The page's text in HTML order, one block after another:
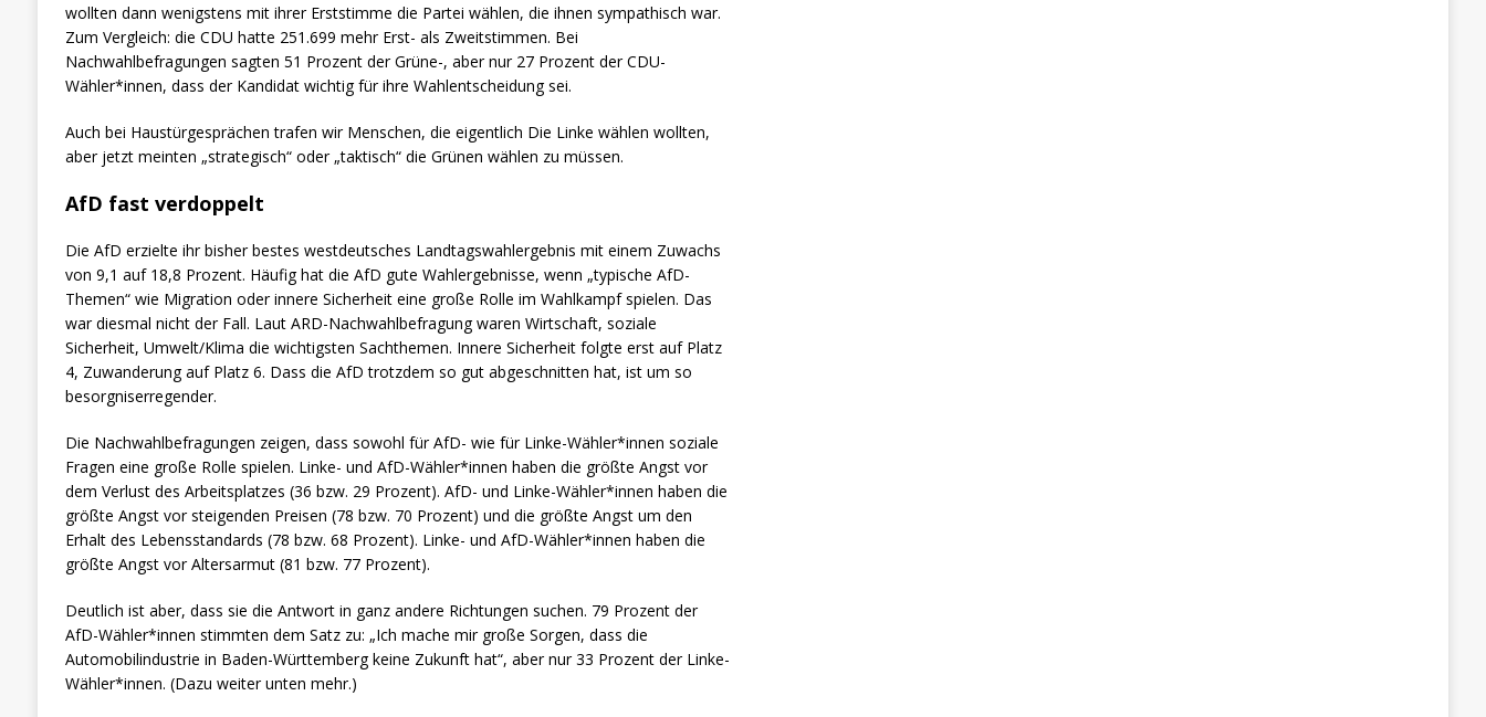
wollten dann wenigstens mit ihrer Erststimme die Partei wählen, die ihnen sympathisch war.
Zum Vergleich: die CDU hatte 251.699 mehr Erst- als Zweitstimmen. Bei
Nachwahlbefragungen sagten 51 Prozent der Grüne-, aber nur 27 Prozent der CDU-
Wähler*innen, dass der Kandidat wichtig für ihre Wahlentscheidung sei.
Auch bei Haustürgesprächen trafen wir Menschen, die eigentlich Die Linke wählen wollten,
aber jetzt meinten „strategisch“ oder „taktisch“ die Grünen wählen zu müssen.
AfD fast verdoppelt
Die AfD erzielte ihr bisher bestes westdeutsches Landtagswahlergebnis mit einem Zuwachs
von 9,1 auf 18,8 Prozent. Häufig hat die AfD gute Wahlergebnisse, wenn „typische AfD-
Themen“ wie Migration oder innere Sicherheit eine große Rolle im Wahlkampf spielen. Das
war diesmal nicht der Fall. Laut ARD-Nachwahlbefragung waren Wirtschaft, soziale
Sicherheit, Umwelt/Klima die wichtigsten Sachthemen. Innere Sicherheit folgte erst auf Platz
4, Zuwanderung auf Platz 6. Dass die AfD trotzdem so gut abgeschnitten hat, ist um so
besorgniserregender.
Die Nachwahlbefragungen zeigen, dass sowohl für AfD- wie für Linke-Wähler*innen soziale
Fragen eine große Rolle spielen. Linke- und AfD-Wähler*innen haben die größte Angst vor
dem Verlust des Arbeitsplatzes (36 bzw. 29 Prozent). AfD- und Linke-Wähler*innen haben die
größte Angst vor steigenden Preisen (78 bzw. 70 Prozent) und die größte Angst um den
Erhalt des Lebensstandards (78 bzw. 68 Prozent). Linke- und AfD-Wähler*innen haben die
größte Angst vor Altersarmut (81 bzw. 77 Prozent).
Deutlich ist aber, dass sie die Antwort in ganz andere Richtungen suchen. 79 Prozent der
AfD-Wähler*innen stimmten dem Satz zu: „Ich mache mir große Sorgen, dass die
Automobilindustrie in Baden-Württemberg keine Zukunft hat“, aber nur 33 Prozent der Linke-
Wähler*innen. (Dazu weiter unten mehr.)